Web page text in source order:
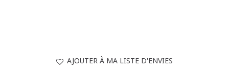
AJOUTER À MA LISTE D'ENVIES